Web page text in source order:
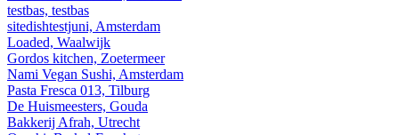
testbas, testbas
sitedishtestjuni, Amsterdam
Loaded, Waalwijk
Gordos kitchen, Zoetermeer
Nami Vegan Sushi, Amsterdam
Pasta Fresca 013, Tilburg
De Huismeesters, Gouda
Bakkerij Afrah, Utrecht